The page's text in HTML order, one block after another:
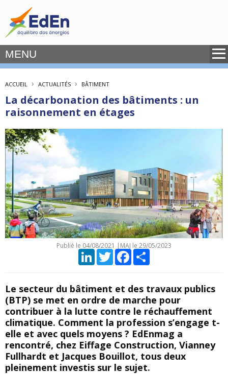
MENU
ACCUEIL › ACTUALITÉS › BÂTIMENT
La décarbonation des bâtiments : un
raisonnement en étages
Publié le 04/08/2021 | MAJ le 29/05/2023
LinkedInTwitterFacebook
Le secteur du bâtiment et des travaux publics
(BTP) se met en ordre de marche pour
contribuer à la lutte contre le réchauffement
climatique. Comment la profession s’engage t-
elle et avec quels moyens ? EdEnmag a
rencontré, chez Eiffage Construction, Vianney
Fullhardt et Jacques Bouillot, tous deux
pleinement investis sur le sujet.